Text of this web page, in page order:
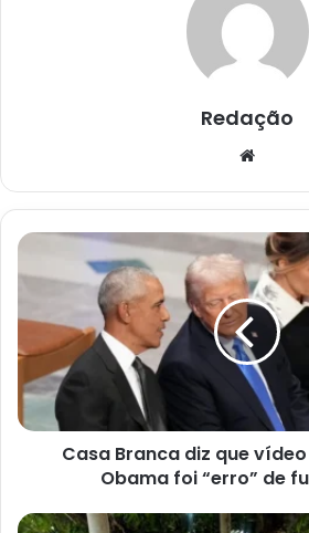
Redação
Casa
racista
sobre
Obama
foi
Casa Branca diz que
Obama foi “erro” de
Presidente